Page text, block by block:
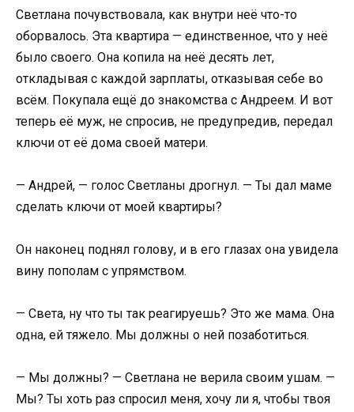
Светлана почувствовала, как внутри неё что-то
оборвалось. Эта квартира — единственное, что у неё
было своего. Она копила на неё десять лет,
откладывая с каждой зарплаты, отказывая себе во
всём. Покупала ещё до знакомства с Андреем. И вот
теперь её муж, не спросив, не предупредив, передал
ключи от её дома своей матери.
— Андрей, — голос Светланы дрогнул. — Ты дал маме
сделать ключи от моей квартиры?
Он наконец поднял голову, и в его глазах она увидела
вину пополам с упрямством.
— Света, ну что ты так реагируешь? Это же мама. Она
одна, ей тяжело. Мы должны о ней позаботиться.
— Мы должны? — Светлана не верила своим ушам. —
Мы? Ты хоть раз спросил меня, хочу ли я, чтобы твоя